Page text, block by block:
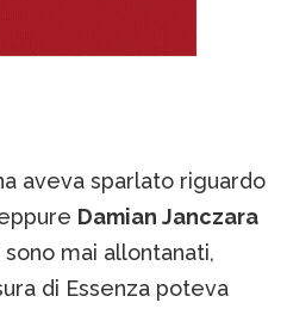
aveva sparlato riguardo
Damian Janczara
sono mai allontanati,
di Essenza poteva